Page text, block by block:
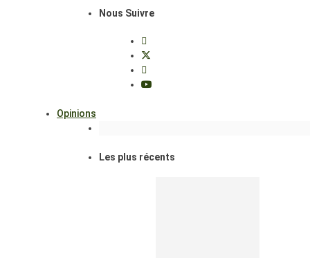
Nous Suivre
Opinions
Les plus récents